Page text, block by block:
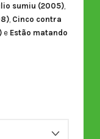
sumiu (2005),
, Cinco contra
e Estão matando